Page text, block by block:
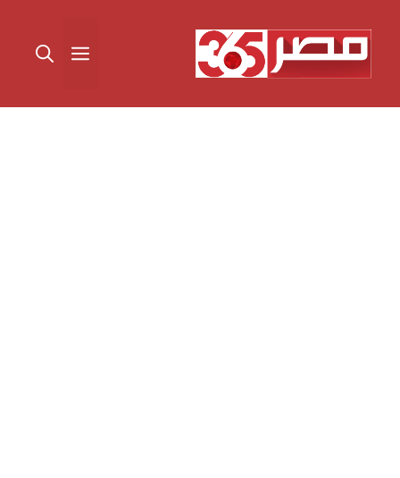
المحتوى القائمة